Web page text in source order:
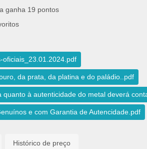
ganha 19 pontos
oficiais_23.01.2024.pdf
da prata, da platina e do paládio..pdf
quanto à autenticidade do metal deverá
e com Garantia de Autencidade.pdf
Histórico de preço